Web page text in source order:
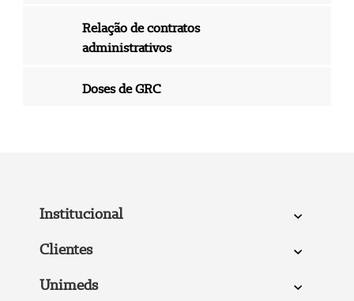
Relação de contratos
administrativos
Doses de GRC
Institucional
Clientes
Unimeds